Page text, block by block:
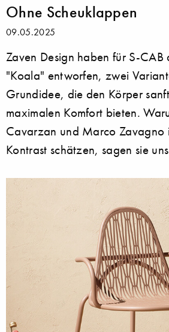
Ohne Scheuklappen
09.05.2025
Zaven Design haben für S-CAB
"Koala" entworfen, zwei
Grundidee, die den Körper
maximalen Komfort bieten.
Cavarzan und Marco Zavagno
Kontrast schätzen, sagen sie